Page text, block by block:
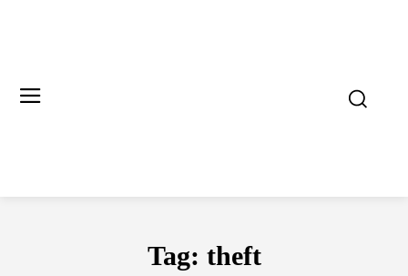
Tag: theft